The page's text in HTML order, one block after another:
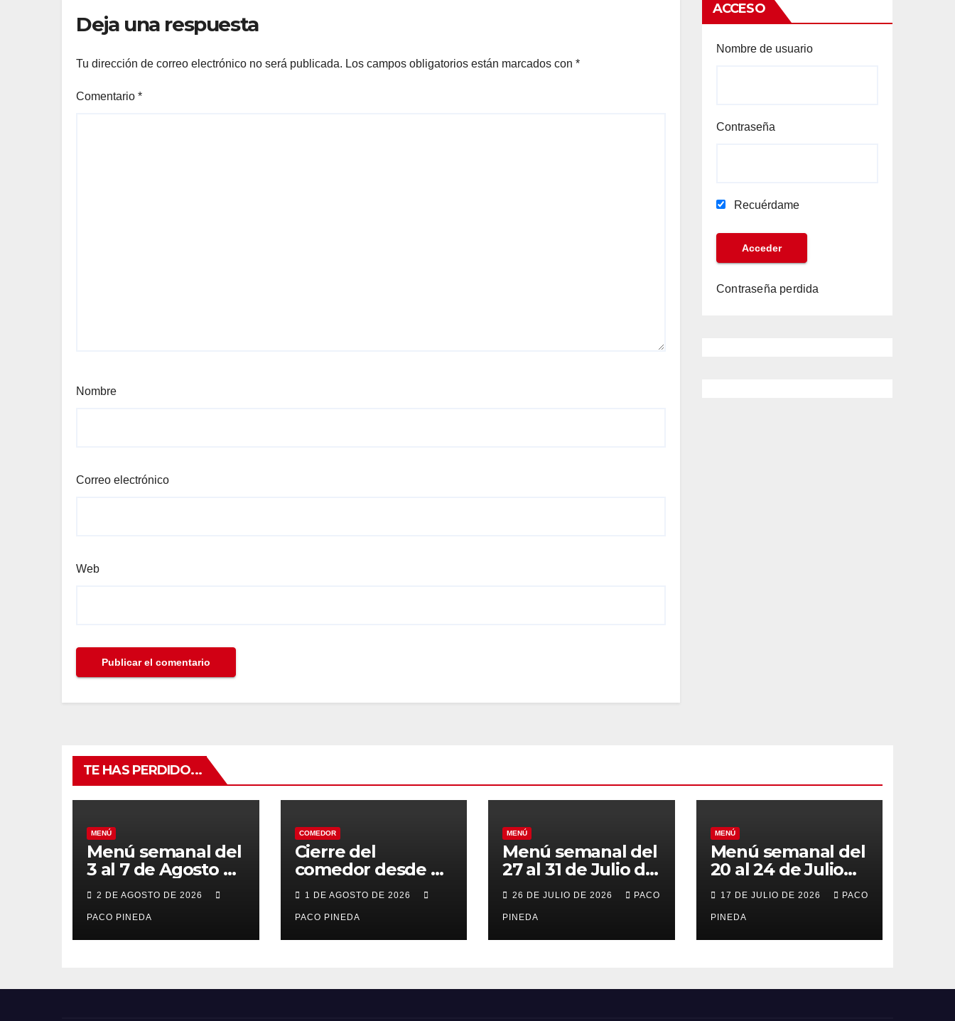
Deja una respuesta
Tu dirección de correo electrónico no será publicada. Los campos obligatorios están marcados con *
Comentario *
Nombre
Correo electrónico
Web
ACCESO
Nombre de usuario
Contraseña
Recuérdame
Contraseña perdida
TE HAS PERDIDO...
MENÚ
Menú semanal del
3 al 7 de Agosto de
2026
2 DE AGOSTO DE 2026
PACO PINEDA
COMEDOR
Cierre del
comedor desde el
7 al 21 de Agosto
por vacaciones
1 DE AGOSTO DE 2026
PACO PINEDA
MENÚ
Menú semanal del
27 al 31 de Julio de
2026
26 DE JULIO DE 2026 PACO
PINEDA
MENÚ
Menú semanal del
20 al 24 de Julio
de 2026
17 DE JULIO DE 2026 PACO
PINEDA